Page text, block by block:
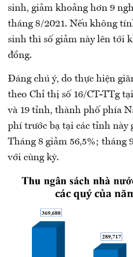
sinh, giảm khoảng hơn 9
tháng 8/2021. Nếu không
sinh thì số giảm này lên tới
đồng.
Đáng chú ý, do thực hiện
theo Chỉ thị số 16/CT-TTg
và 19 tỉnh, thành phố phía
phí trước bạ tại các tỉnh này
Tháng 8 giảm 56,5%; tháng
với cùng kỳ.